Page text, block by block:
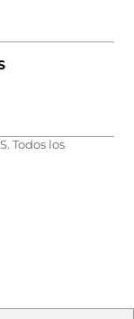
Todos los